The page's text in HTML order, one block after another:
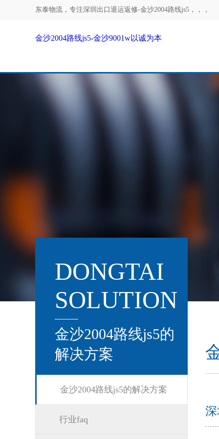
东泰物流，专注深圳出口退运返修-金沙2004路线js5 ，，，
金沙2004路线js5-金沙9001w以诚为本
DONGTAI
SOLUTION
金沙2004路线js5的
解决方案
金沙2004路线js5的解决方案
行业faq